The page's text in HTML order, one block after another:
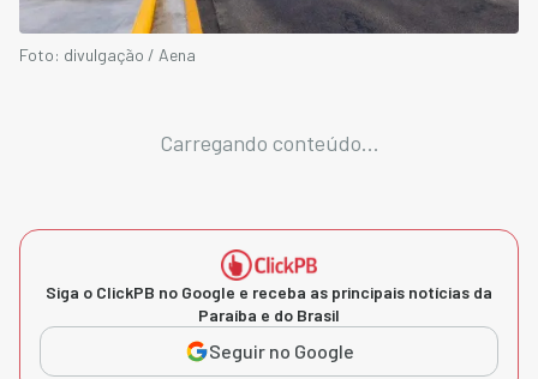
Foto: divulgação / Aena
Carregando conteúdo...
Siga o ClickPB no Google e receba as principais notícias da
Paraíba e do Brasil
Seguir no Google